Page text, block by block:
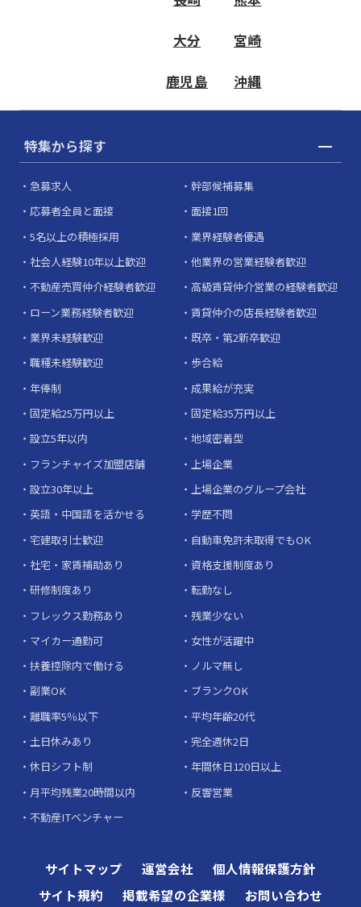
大分 宮崎
鹿児島 沖縄
特集から探す
急募求人
幹部候補募集
応募者全員と面接
面接1回
5名以上の積極採用
業界経験者優遇
社会人経験10年以上歓迎
他業界の営業経験者歓迎
不動産売買仲介経験者歓迎
高級賃貸仲介営業の経験者歓迎
ローン業務経験者歓迎
賃貸仲介の店長経験者歓迎
業界未経験歓迎
既卒・第2新卒歓迎
職種未経験歓迎
歩合給
年俸制
成果給が充実
固定給25万円以上
固定給35万円以上
設立5年以内
地域密着型
フランチャイズ加盟店舗
上場企業
設立30年以上
上場企業のグループ会社
英語・中国語を活かせる
学歴不問
宅建取引士歓迎
自動車免許未取得でもOK
社宅・家賃補助あり
資格支援制度あり
研修制度あり
転勤なし
フレックス勤務あり
残業少ない
マイカー通勤可
女性が活躍中
扶養控除内で働ける
ノルマ無し
副業OK
ブランクOK
離職率5％以下
平均年齢20代
土日休みあり
完全週休2日
休日シフト制
年間休日120日以上
月平均残業20時間以内
反響営業
不動産ITベンチャー
サイトマップ 運営会社
個人情報保護方針
サイト規約
掲載希望の企業様 お問い合わせ